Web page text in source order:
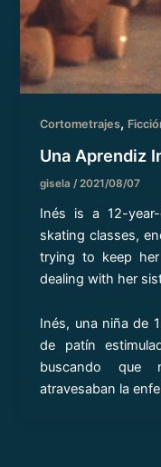
Cortometrajes,
Una Aprendiz
gisela/2021/08/07
Inés is a 12-
skating classes,
trying to keep
dealing with her
Inés, una niña de
de patín
buscando que
atravesaban la